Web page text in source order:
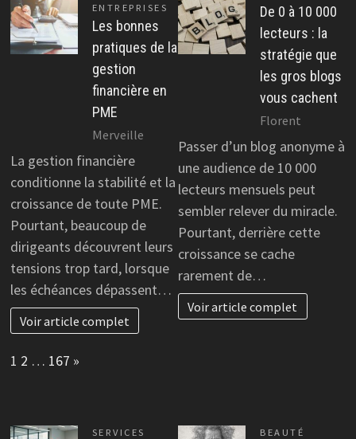
ENTREPRISES
Les bonnes
pratiques de la
gestion
financière en
PME
Merveille
La gestion financière
conditionne la stabilité et la
croissance de toute PME.
Pourtant, beaucoup de
dirigeants découvrent leurs
tensions trop tard, lorsque
les échéances dépassent…
Voir article complet
De 0 à 10 000
lecteurs : la
stratégie que
les gros blogs
vous cachent
Florent
Passer d’un blog anonyme à
une audience de 10 000
lecteurs mensuels peut
sembler relever du miracle.
Pourtant, derrière cette
croissance se cache
rarement de…
Voir article complet
Page:
1 2 … 167 Next
»
SERVICES
BEAUTÉ